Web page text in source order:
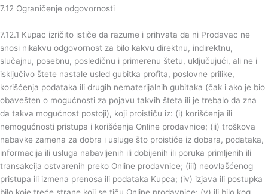
7.12 Ograničenje odgovornosti
7.12.1 Kupac izričito ističe da razume i prihvata da ni Prodavac ne
snosi nikakvu odgovornost za bilo kakvu direktnu, indirektnu,
slučajnu, posebnu, posledičnu i primerenu štetu, uključujući, ali ne i
isključivo štete nastale usled gubitka profita, poslovne prilike,
korišćenja podataka ili drugih nematerijalnih gubitaka (čak i ako je bio
obavešten o mogućnosti za pojavu takvih šteta ili je trebalo da zna
da takva mogućnost postoji), koji proističu iz: (i) korišćenja ili
nemogućnosti pristupa i korišćenja Online prodavnice; (ii) troškova
nabavke zamena za dobra i usluge što proističe iz dobara, podataka,
informacija ili usluga nabavljenih ili dobijenih ili poruka primljenih ili
transakcija ostvarenih preko Online prodavnice; (iii) neovlašćenog
pristupa ili izmena prenosa ili podataka Kupca; (iv) izjava ili postupka
bilo koje treće strane koji se tiču Online prodavnice; (v) ili bilo kog